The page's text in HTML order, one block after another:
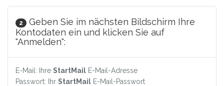
2
Geben Sie im nächsten Bildschirm Ihre
Kontodaten ein und klicken Sie auf
"Anmelden":
E-Mail: Ihre StartMail E-Mail-Adresse
Passwort: Ihr StartMail E-Mail-Passwort